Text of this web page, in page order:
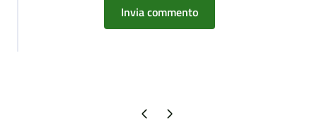
Pagina precedente
Pagina successiva